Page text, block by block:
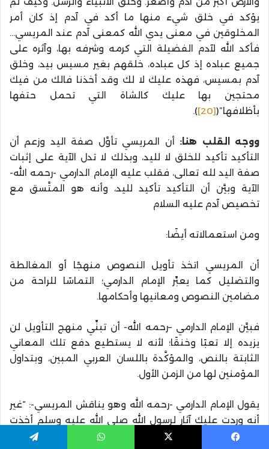
يؤكد في خلق شيء منها ما أكد في آدم إذ كان أمر
المخلوقين في معنى يدي الله كمعنى آدم عند المريسي…
فأكد الله لآدم الفضيلة التي كرمه وشرفه بها، وآثره على
جميع عباده إذ كل عباده، خلقهم بغير مسيس بيد، وخلق
آدم بمسيس، فهذه عليك لا لك وقد أخذنا فالك من فيك
محتجين بها عليك كالشاة التي تحمل حتفها
بأظلافها”([20]
).
ووجه القلب هنا: أن المريسي تأوَّل صفة اليد وزعم أن
التأكيد تأكيد للخلق لا لليد، وبذلك لا تدل الآية على إثبات
صفة اليد لله تعالى، فقلب عليه الإمام الدارمي -رحمه الله-
الآية وبيَّن أن التأكيد تأكيد لليد، وأنه هو المتَّسق مع
تخصيص آدم عليه السلام
ومن استعمالاته أيضًا:
أن المريسي اتخذ تأويل النصوص منهجًا أو المغالطة
والتضليل كما يعبِّر الإمام الدارمي؛ التماسًا للراحة من
مضامين النصوص ومعانيها وأحكامها.
فبيَّن الإمام الدارمي –رحمه الله- أن تبنِّي منهج التأويل لن
يزيده إلا تعبًا وخنقًا؛ لأنه لا يستطيع دفع تلك المعاني
الثابتة بالنص، والمؤكَّدة باللسان العربي المبين، وبتداول
المؤمنين لها من الزمن الأول.
يقول الإمام الدارمي -رحمه الله وهو يناقش المريسي-: “غير
أنه وردت عليك آثار لرسول الله صلى الله عليه وسلم أخذت
بخلقك، ونقضت عليك مذهبك فالتمست الراحة منها بهذه